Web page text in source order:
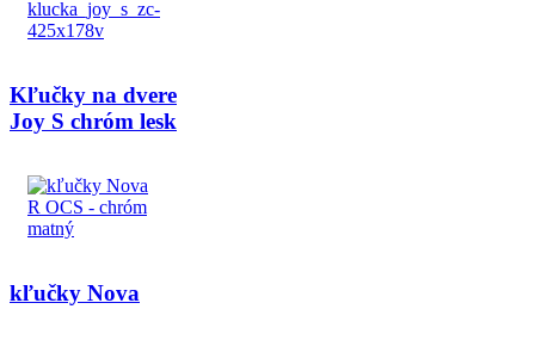
Kľučky na dvere
Joy S chróm lesk
kľučky Nova